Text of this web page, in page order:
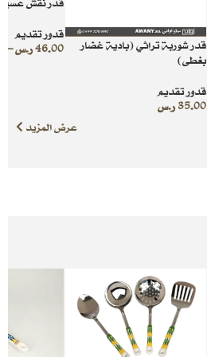
قدر شوربة تراثي (بادية غضار
بغطى)
قدور تقديم
35.00 ر.س
قدور تقديم
46.00ر.س–
عرض المزيد